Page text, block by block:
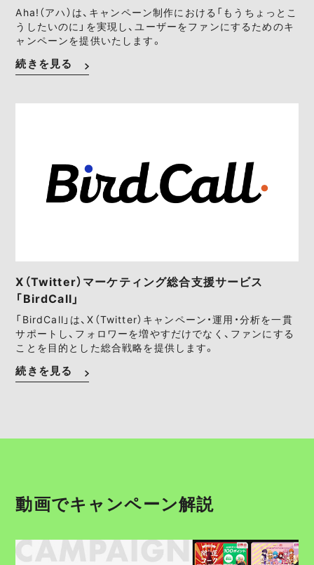
Aha!（アハ）は、キャンペーン制作における「もうちょっとこ
うしたいのに」を実現し、ユーザーをファンにするためのキ
ャンペーンを提供いたします。
続きを見る
X（Twitter）マーケティング総合支援サービス
「BirdCall」
「BirdCall」は、X（Twitter）キャンペーン・運用・分析を一貫
サポートし、フォロワーを増やすだけでなく、ファンにする
ことを目的とした総合戦略を提供します。
続きを見る
動画でキャンペーン解説